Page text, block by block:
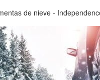
de nieve -